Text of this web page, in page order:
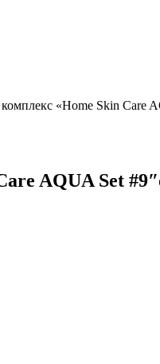
«Home Skin Care
AQUA Set